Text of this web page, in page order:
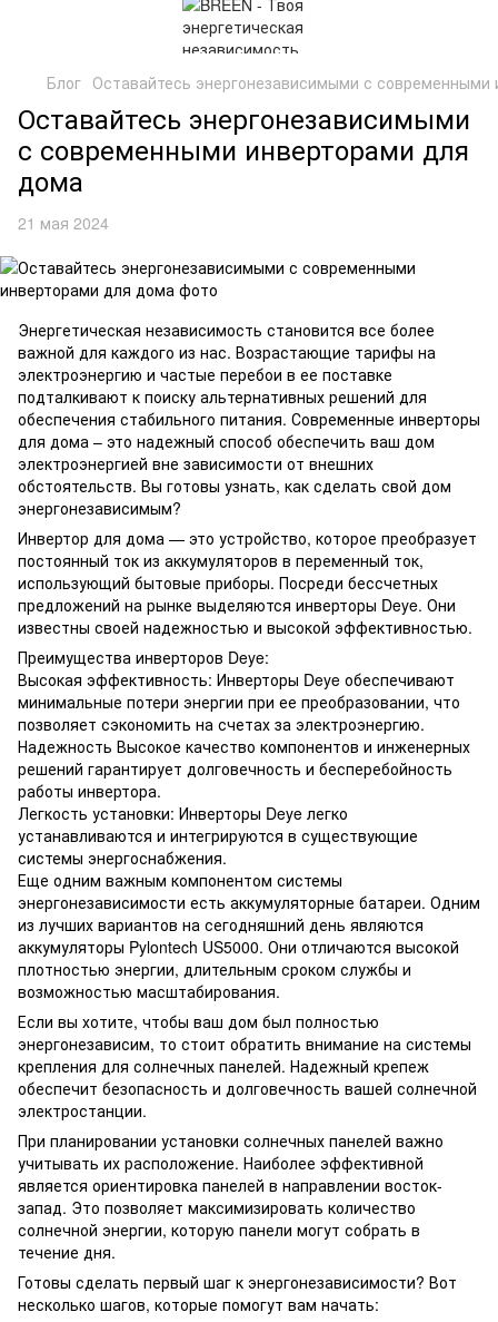
Блог Оставайтесь энергонезависимыми с
Оставайтесь энергонезависимыми
с современными инверторами для
дома
21 мая 2024
Энергетическая независимость становится все более
важной для каждого из нас. Возрастающие тарифы на
электроэнергию и частые перебои в ее поставке
подталкивают к поиску альтернативных решений для
обеспечения стабильного питания. Современные инверторы
для дома – это надежный способ обеспечить ваш дом
электроэнергией вне зависимости от внешних
обстоятельств. Вы готовы узнать, как сделать свой дом
энергонезависимым?
Инвертор для дома — это устройство, которое преобразует
постоянный ток из аккумуляторов в переменный ток,
использующий бытовые приборы. Посреди бессчетных
предложений на рынке выделяются инверторы Deye. Они
известны своей надежностью и высокой эффективностью.
Преимущества инверторов Deye:
Высокая эффективность: Инверторы Deye обеспечивают
минимальные потери энергии при ее преобразовании, что
позволяет сэкономить на счетах за электроэнергию.
Надежность Высокое качество компонентов и инженерных
решений гарантирует долговечность и бесперебойность
работы инвертора.
Легкость установки: Инверторы Deye легко
устанавливаются и интегрируются в существующие
системы энергоснабжения.
Еще одним важным компонентом системы
энергонезависимости есть аккумуляторные батареи. Одним
из лучших вариантов на сегодняшний день являются
аккумуляторы Pylontech US5000. Они отличаются высокой
плотностью энергии, длительным сроком службы и
возможностью масштабирования.
Если вы хотите, чтобы ваш дом был полностью
энергонезависим, то стоит обратить внимание на системы
крепления для солнечных панелей. Надежный крепеж
обеспечит безопасность и долговечность вашей солнечной
электростанции.
При планировании установки солнечных панелей важно
учитывать их расположение. Наиболее эффективной
является ориентировка панелей в направлении восток-
запад. Это позволяет максимизировать количество
солнечной энергии, которую панели могут собрать в
течение дня.
Готовы сделать первый шаг к энергонезависимости? Вот
несколько шагов, которые помогут вам начать: